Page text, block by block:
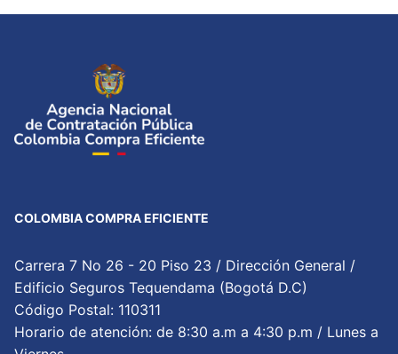
COLOMBIA COMPRA EFICIENTE
Carrera 7 No 26 - 20 Piso 23 / Dirección General /
Edificio Seguros Tequendama (Bogotá D.C)
Código Postal: 110311
Horario de atención: de 8:30 a.m a 4:30 p.m / Lunes a